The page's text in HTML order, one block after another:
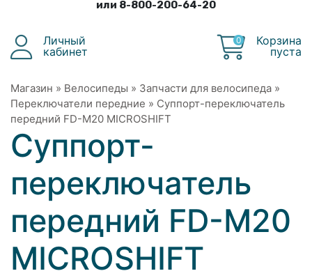
или 8-800-200-64-20
Личный
кабинет
0
Корзина
пуста
Магазин » Велосипеды » Запчасти для велосипеда »
Переключатели передние » Суппорт-переключатель
передний FD-M20 MICROSHIFT
Суппорт-
переключатель
передний FD-M20
MICROSHIFT